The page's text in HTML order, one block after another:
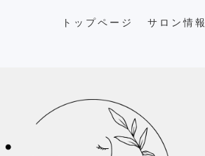
トップページ サロン情報